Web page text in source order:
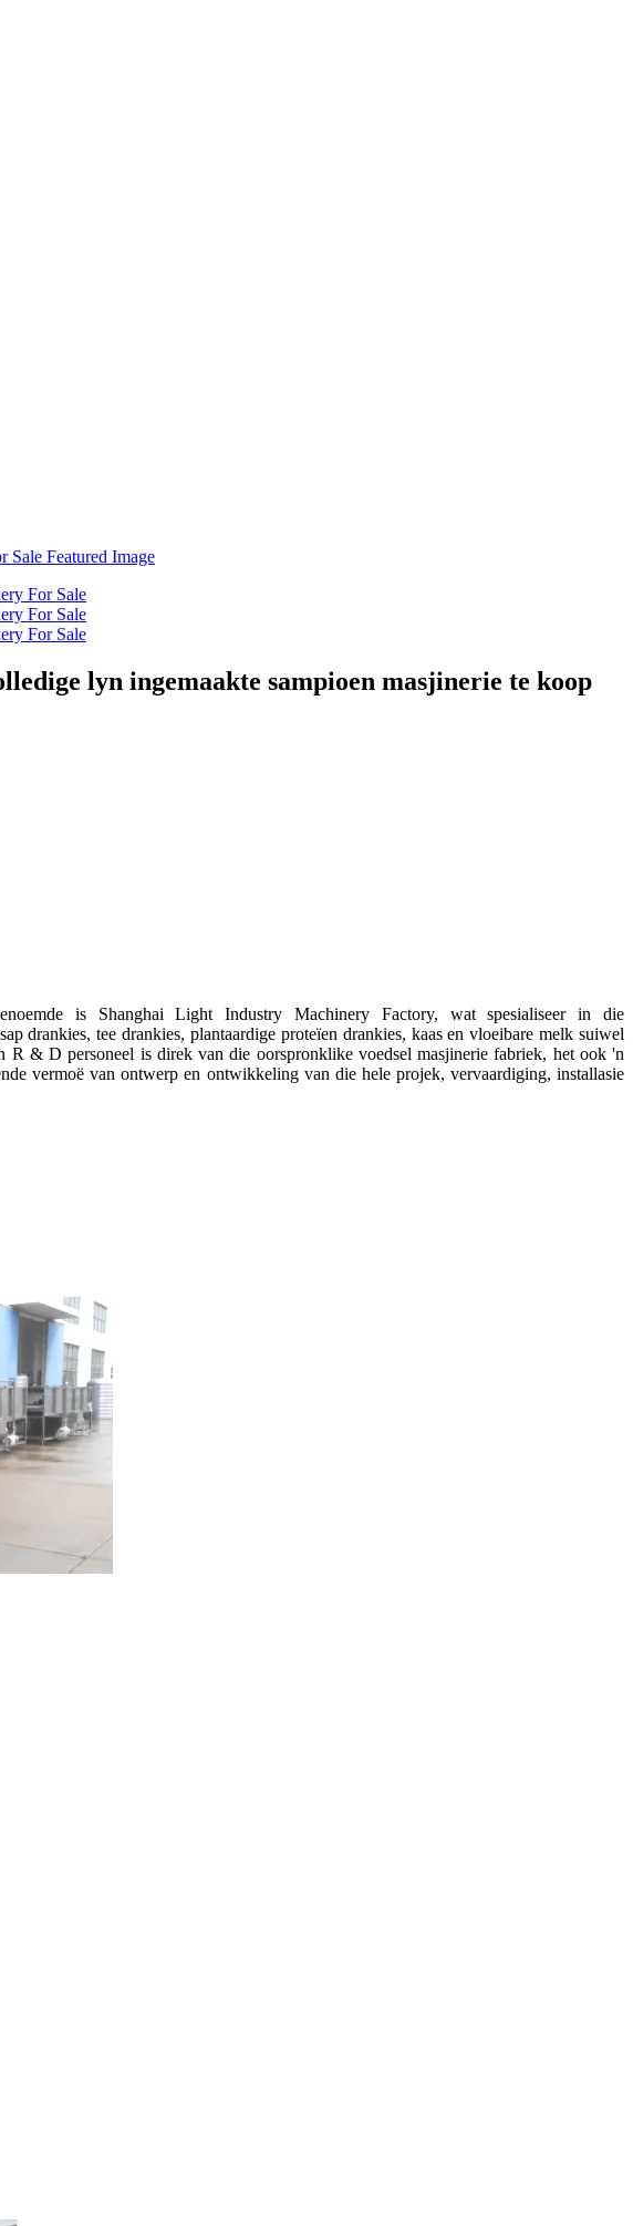
lyn ingemaakte sampioen masjinerie te koop
is Shanghai Light Industry Machinery Factory, wat spesialiseer in die
drankies, tee drankies, plantaardige proteïen drankies, kaas en vloeibare melk suiwel
R & D personeel is direk van die oorspronklike voedsel masjinerie fabriek, het ook 'n
vermoë van ontwerp en ontwikkeling van die hele projek, vervaardiging, installasie